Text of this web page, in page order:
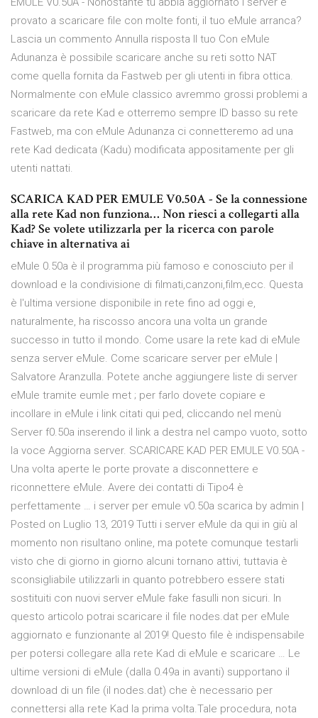
provato a scaricare file con molte fonti, il tuo eMule arranca?
Lascia un commento Annulla risposta Il tuo Con eMule
Adunanza è possibile scaricare anche su reti sotto NAT
come quella fornita da Fastweb per gli utenti in fibra ottica.
Normalmente con eMule classico avremmo grossi problemi a
scaricare da rete Kad e otterremo sempre ID basso su rete
Fastweb, ma con eMule Adunanza ci connetteremo ad una
rete Kad dedicata (Kadu) modificata appositamente per gli
utenti nattati.
SCARICA KAD PER EMULE V0.50A - Se la connessione
alla rete Kad non funziona… Non riesci a collegarti alla
Kad? Se volete utilizzarla per la ricerca con parole
chiave in alternativa ai
eMule 0.50a è il programma più famoso e conosciuto per il
download e la condivisione di filmati,canzoni,film,ecc. Questa
è l'ultima versione disponibile in rete fino ad oggi e,
naturalmente, ha riscosso ancora una volta un grande
successo in tutto il mondo. Come usare la rete kad di eMule
senza server eMule. Come scaricare server per eMule |
Salvatore Aranzulla. Potete anche aggiungere liste di server
eMule tramite eumle met ; per farlo dovete copiare e
incollare in eMule i link citati qui ped, cliccando nel menù
Server f0.50a inserendo il link a destra nel campo vuoto, sotto
la voce Aggiorna server. SCARICARE KAD PER EMULE V0.50A -
Una volta aperte le porte provate a disconnettere e
riconnettere eMule. Avere dei contatti di Tipo4 è
perfettamente … i server per emule v0.50a scarica by admin |
Posted on Luglio 13, 2019 Tutti i server eMule da qui in giù al
momento non risultano online, ma potete comunque testarli
visto che di giorno in giorno alcuni tornano attivi, tuttavia è
sconsigliabile utilizzarli in quanto potrebbero essere stati
sostituiti con nuovi server eMule fake fasulli non sicuri. In
questo articolo potrai scaricare il file nodes.dat per eMule
aggiornato e funzionante al 2019! Questo file è indispensabile
per potersi collegare alla rete Kad di eMule e scaricare … Le
ultime versioni di eMule (dalla 0.49a in avanti) supportano il
download di un file (il nodes.dat) che è necessario per
connettersi alla rete Kad la prima volta.Tale procedura, nota